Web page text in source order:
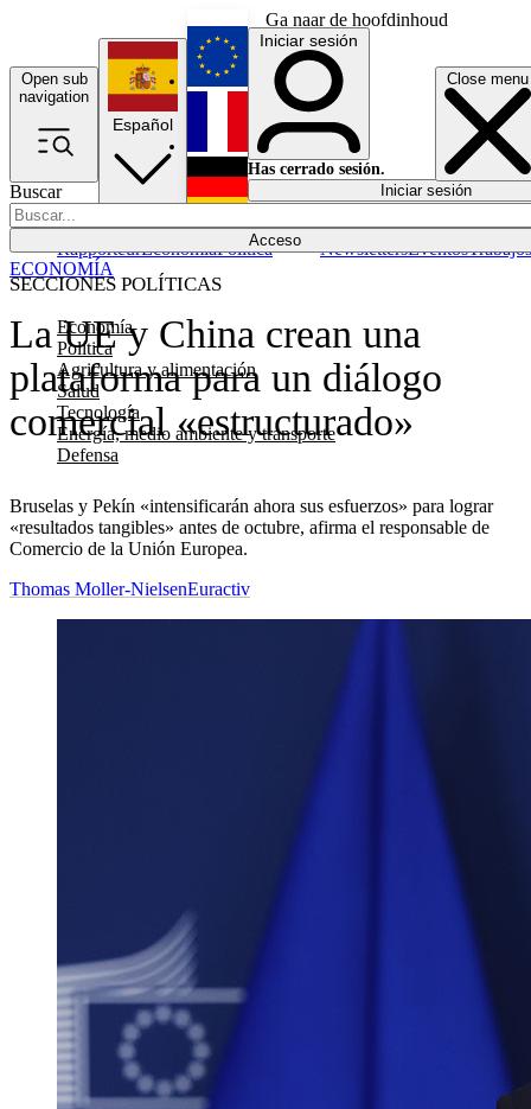
Ga naar de hoofdinhoud
Open sub
navigation
Close menu
Buscar
Acceso
SECCIONES POLÍTICAS
Economía
Política
Agricultura y alimentación
Salud
Tecnología
Energía, medio ambiente y transporte
Defensa
RapporteurEconomíaPolítica NewslettersEventosTrabajos
Español
English
Français
Iniciar sesión
Has cerrado sesión.
Iniciar sesión
La UE y China crean una
plataforma para un diálogo
comercial «estructurado»
Bruselas y Pekín «intensificarán ahora sus esfuerzos» para lograr
«resultados tangibles» antes de octubre, afirma el responsable de
Comercio de la Unión Europea.
ECONOMÍA
Thomas Moller-NielsenEuractiv